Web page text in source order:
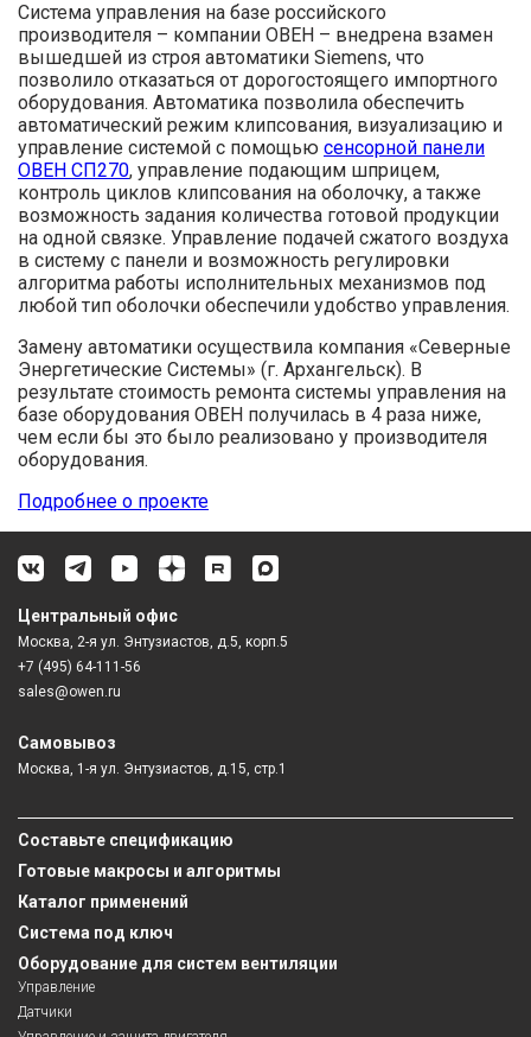
Система управления на базе российского
производителя – компании ОВЕН – внедрена взамен
вышедшей из строя автоматики Siemens, что
позволило отказаться от дорогостоящего импортного
оборудования. Автоматика позволила обеспечить
автоматический режим клипсования, визуализацию и
управление системой с помощью сенсорной панели
ОВЕН СП270, управление подающим шприцем,
контроль циклов клипсования на оболочку, а также
возможность задания количества готовой продукции
на одной связке. Управление подачей сжатого воздуха
в систему с панели и возможность регулировки
алгоритма работы исполнительных механизмов под
любой тип оболочки обеспечили удобство управления.
Замену автоматики осуществила компания «Северные
Энергетические Системы» (г. Архангельск). В
результате стоимость ремонта системы управления на
базе оборудования ОВЕН получилась в 4 раза ниже,
чем если бы это было реализовано у производителя
оборудования.
Подробнее о проекте
Центральный офис
Москва, 2-я ул. Энтузиастов, д.5, корп.5
+7 (495) 64-111-56
sales@owen.ru
Самовывоз
Москва, 1-я ул. Энтузиастов, д.15, стр.1
Составьте спецификацию
Готовые макросы и алгоритмы
Каталог применений
Система под ключ
Оборудование для систем вентиляции
Управление
Датчики